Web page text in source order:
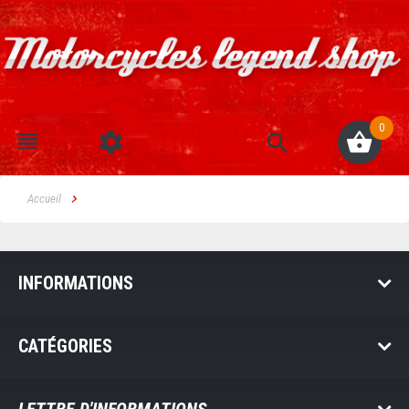
0
Accueil
INFORMATIONS
CATÉGORIES